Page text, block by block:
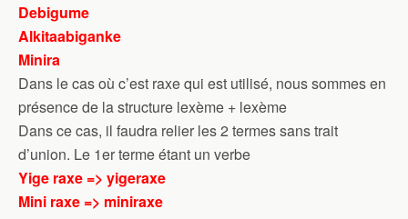
Debigume
Alkitaabiganke
Minira
Dans le cas où c’est raxe qui est utilisé, nous sommes en
présence de la structure lexème + lexème
Dans ce cas, il faudra relier les 2 termes sans trait
d’union. Le 1er terme étant un verbe
Yige raxe => yigeraxe
Mini raxe => miniraxe